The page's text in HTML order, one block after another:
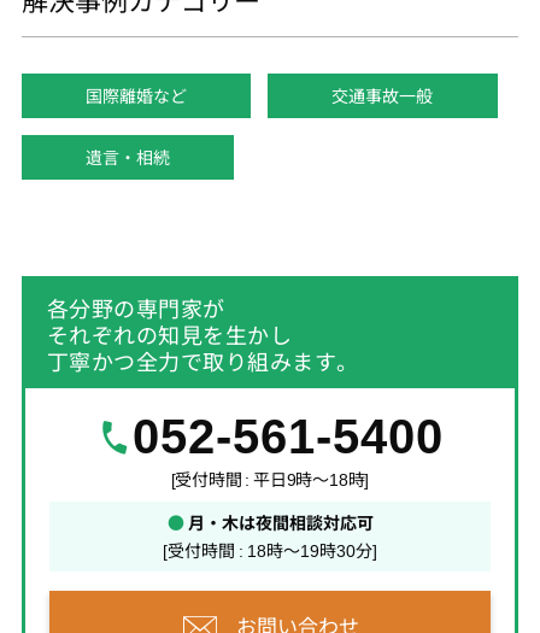
国際離婚など 交通事故一般
遺言・相続
各分野の専門家が
それぞれの知見を生かし
丁寧かつ全力で取り組みます。
052-561-5400
[受付時間 : 平日9時～18時]
●月・木は夜間相談対応可
[受付時間 : 18時～19時30分]
お問い合わせ